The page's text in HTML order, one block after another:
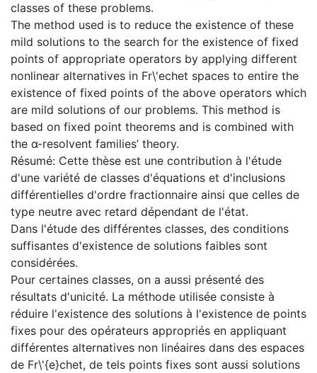
classes of these problems.
The method used is to reduce the existence of these
mild solutions to the search for the existence of fixed
points of appropriate operators by applying different
nonlinear alternatives in Fr\'echet spaces to entire the
existence of fixed points of the above operators which
are mild solutions of our problems. This method is
based on fixed point theorems and is combined with
the α-resolvent families’ theory.
Résumé: Cette thèse est une contribution à l'étude
d'une variété de classes d'équations et d'inclusions
différentielles d'ordre fractionnaire ainsi que celles de
type neutre avec retard dépendant de l'état.
Dans l'étude des différentes classes, des conditions
suffisantes d'existence de solutions faibles sont
considérées.
Pour certaines classes, on a aussi présenté des
résultats d'unicité. La méthode utilisée consiste à
réduire l'existence des solutions à l'existence de points
fixes pour des opérateurs appropriés en appliquant
différentes alternatives non linéaires dans des espaces
de Fr\'{e}chet, de tels points fixes sont aussi solutions